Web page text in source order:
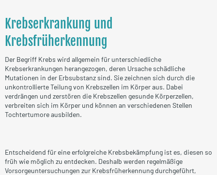
Krebserkrankung und
Krebsfrüherkennung
Der Begriff Krebs wird allgemein für unterschiedliche
Krebserkrankungen herangezogen, deren Ursache schädliche
Mutationen in der Erbsubstanz sind. Sie zeichnen sich durch die
unkontrollierte Teilung von Krebszellen im Körper aus. Dabei
verdrängen und zerstören die Krebszellen gesunde Körperzellen,
verbreiten sich im Körper und können an verschiedenen Stellen
Tochtertumore ausbilden.
Entscheidend für eine erfolgreiche Krebsbekämpfung ist es, diesen so
früh wie möglich zu entdecken. Deshalb werden regelmäßige
Vorsorgeuntersuchungen zur Krebsfrüherkennung durchgeführt,